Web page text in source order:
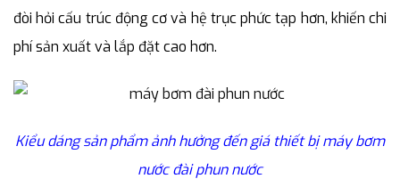
đòi hỏi cấu trúc động cơ và hệ trục phức tạp hơn, khiến chi
phí sản xuất và lắp đặt cao hơn.
Kiểu dáng sản phẩm ảnh hưởng đến giá thiết bị máy bơm
nước đài phun nước